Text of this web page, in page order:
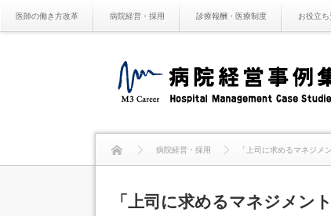
医師の働き方改革 病院経営・採用 診療報酬・医療制度 お役立
病院経営・採用 「上司に求めるマネジ
「上司に求めるマネジメン